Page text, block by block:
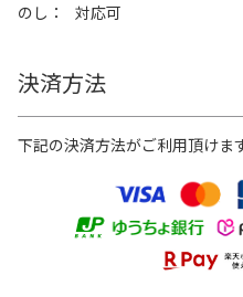
のし
対応可
決済方法
下記の決済方法がご利用頂けます